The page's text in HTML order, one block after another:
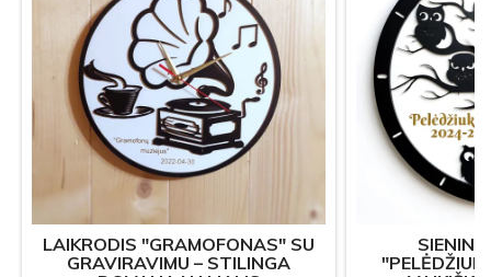
LAIKRODIS "GRAMOFONAS" SU
GRAVIRAVIMU – STILINGA